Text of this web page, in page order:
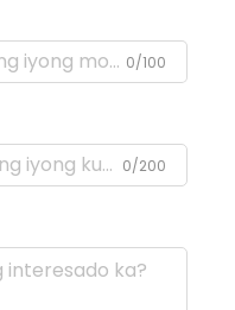
0/100
0/200